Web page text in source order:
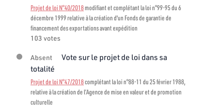
Projet de loi N°40/2018modifiant et complétant la loi n°99-95 du 6
décembre 1999 relative à la création d'un Fonds de garantie de
financement des exportations avant expédition
103 votes
Absent
Vote sur le projet de loi dans sa
totalité
Projet de loi N°47/2018complétant la loi n°88-11 du 25 février 1988,
relative à la création de l’Agence de mise en valeur et de promotion
culturelle